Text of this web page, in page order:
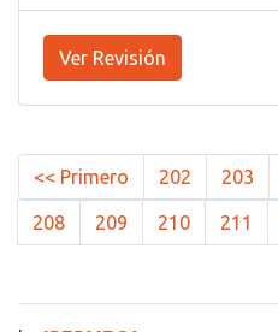
Ver Revisión
<< Primero 202 203
208 209 210 211